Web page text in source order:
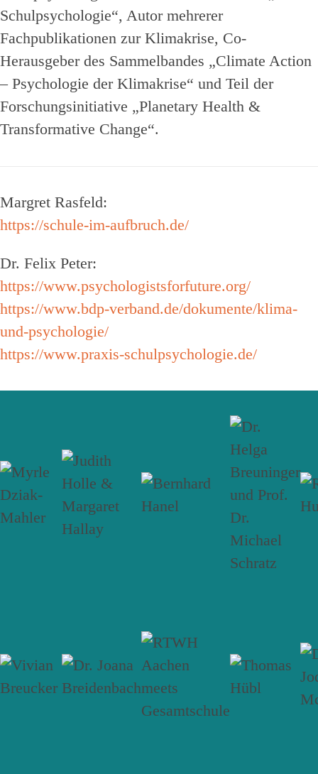
Schulpsychologie“, Autor mehrerer
Fachpublikationen zur Klimakrise, Co-
Herausgeber des Sammelbandes „Climate Action
– Psychologie der Klimakrise“ und Teil der
Forschungsinitiative „Planetary Health &
Transformative Change“.
Margret Rasfeld:
https://schule-im-aufbruch.de/
Dr. Felix Peter:
https://www.psychologistsforfuture.org/
https://www.bdp-verband.de/dokumente/klima-
und-psychologie/
https://www.praxis-schulpsychologie.de/